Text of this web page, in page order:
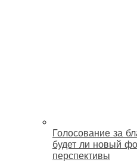
Голосование за
будет ли новый
перспективы